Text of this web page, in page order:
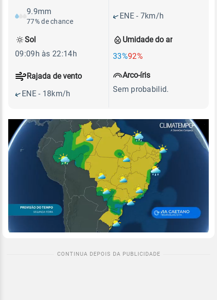
9.9mm
77% de chance
Umidade do ar
33%92%
ENE - 7km/h
Rajada de vento
ENE - 18km/h
Sol
09:09h às 22:14h
Arco-íris
Sem probabilid.